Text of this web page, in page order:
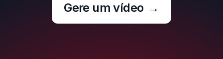
Gere um vídeo →